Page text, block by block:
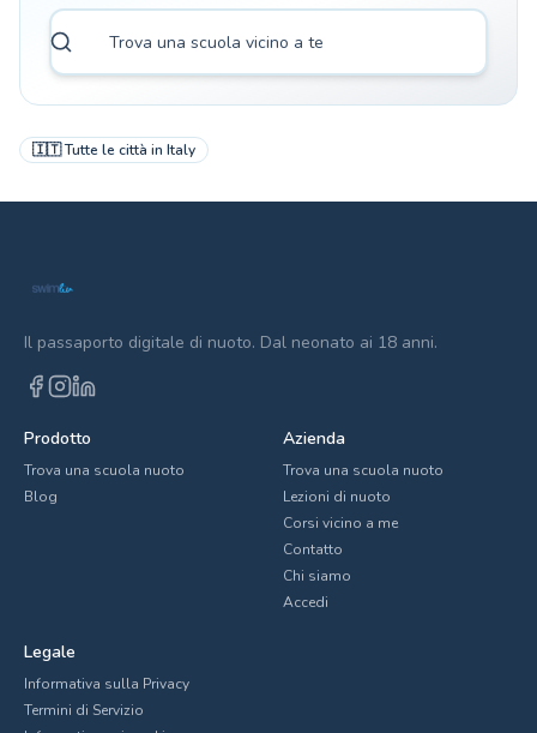
🇮🇹Tutte le città in Italy
Il passaporto digitale di nuoto. Dal neonato ai 18 anni.
Prodotto
Trova una scuola nuoto
Blog
Azienda
Trova una scuola nuoto
Lezioni di nuoto
Corsi vicino a me
Contatto
Chi siamo
Accedi
Legale
Informativa sulla Privacy
Termini di Servizio